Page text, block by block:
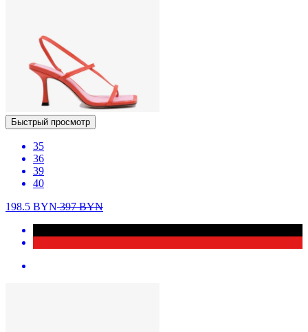
Быстрый просмотр
35
36
39
40
198.5 BYN397BYN